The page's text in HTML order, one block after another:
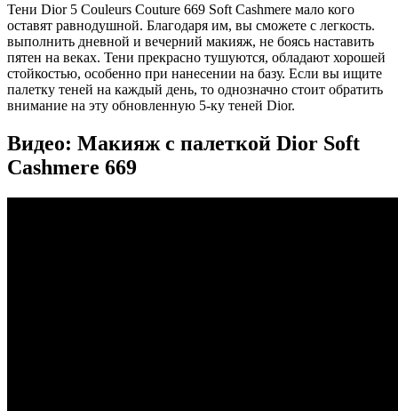
Тени Dior 5 Couleurs Couture 669 Soft Cashmere мало кого
оставят равнодушной. Благодаря им, вы сможете с легкость.
выполнить дневной и вечерний макияж, не боясь наставить
пятен на веках. Тени прекрасно тушуются, обладают хорошей
стойкостью, особенно при нанесении на базу. Если вы ищите
палетку теней на каждый день, то однозначно стоит обратить
внимание на эту обновленную 5-ку теней Dior.
Видео: Макияж с палеткой Dior Soft
Cashmere 669